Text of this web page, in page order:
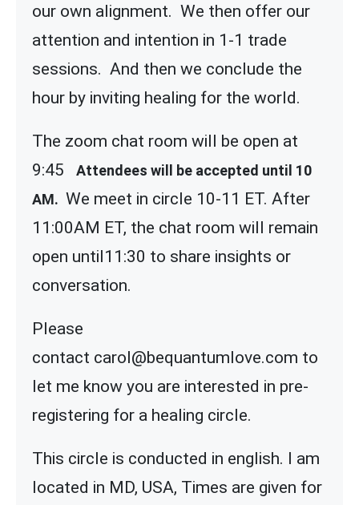
our own alignment. We then offer our
attention and intention in 1-1 trade
sessions. And then we conclude the
hour by inviting healing for the world.
The zoom chat room will be open at
9:45 Attendees will be accepted until 10
AM. We meet in circle 10-11 ET. After
11:00AM ET, the chat room will remain
open until11:30 to share insights or
conversation.
Please
contact carol@bequantumlove.com to
let me know you are interested in pre-
registering for a healing circle.
This circle is conducted in english. I am
located in MD, USA, Times are given for